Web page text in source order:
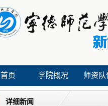
首页 学院概况 师资队
详细新闻